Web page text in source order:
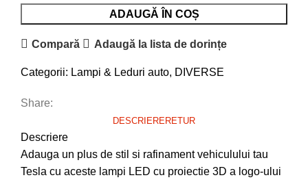
ADAUGĂ ÎN COȘ
Compară Adaugă la lista de dorințe
Categorii: Lampi & Leduri auto, DIVERSE
Share:
DESCRIERERETUR
Descriere
Adauga un plus de stil si rafinament vehiculului tau
Tesla cu aceste lampi LED cu proiectie 3D a logo-ului